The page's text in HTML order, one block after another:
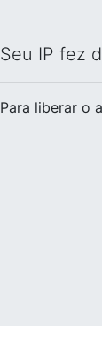
Seu IP fez
Para liberar o